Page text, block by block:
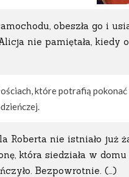
obeszła go i
nie pamiętała, kiedy
które potrafią
nie istniało już
która siedziała w
Bezpowrotnie. (…)